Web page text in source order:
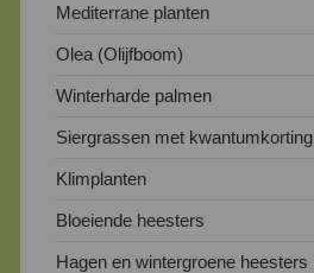
Mediterrane planten
Olea (Olijfboom)
Winterharde palmen
Siergrassen met kwantumkorting
Klimplanten
Bloeiende heesters
Hagen en wintergroene heesters